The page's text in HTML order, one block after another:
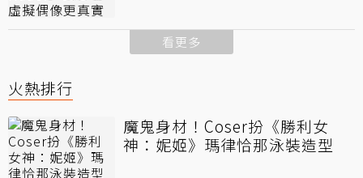
看更多
火熱排行
魔鬼身材！Coser扮《勝利女
神：妮姬》瑪律恰那泳裝造型